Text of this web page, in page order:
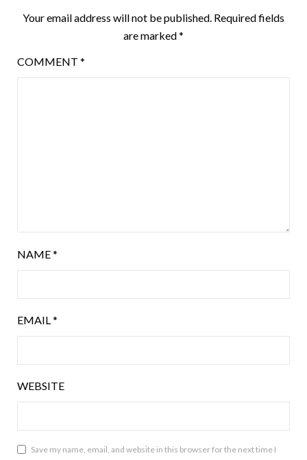
Your email address will not be published. Required fields
are marked*
COMMENT *
NAME*
EMAIL*
WEBSITE
Save my name, email, and website in this browser for the next time I